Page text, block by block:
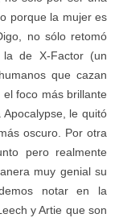
porque la mujer es
no sólo retomó
la de X-Factor (un
que cazan
foco más brillante
le quitó
oscuro. Por otra
pero realmente
muy genial su
notar en la
y Artie que son